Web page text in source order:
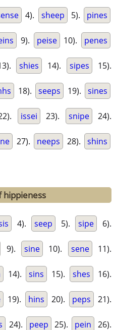
4). sheep 5). pines
9). peise 10). penes
shies 14). sipes 15).
18). seeps 19). sines
issei 23). snipe 24).
27). neeps 28). shins
hippieness
4). seep 5). sipe 6).
9). sine 10). sene 11).
14). sins 15). shes 16).
19). hins 20). peps 21).
24). peep 25). pein 26).